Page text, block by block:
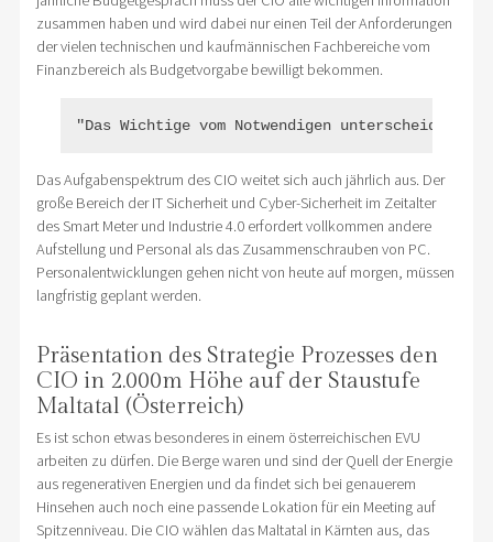
zusammen haben und wird dabei nur einen Teil der Anforderungen
der vielen technischen und kaufmännischen Fachbereiche vom
Finanzbereich als Budgetvorgabe bewilligt bekommen.
"Das Wichtige vom Notwendigen unterscheiden
Das Aufgabenspektrum des CIO weitet sich auch jährlich aus. Der
große Bereich der IT Sicherheit und Cyber-Sicherheit im Zeitalter
des Smart Meter und Industrie 4.0 erfordert vollkommen andere
Aufstellung und Personal als das Zusammenschrauben von PC.
Personalentwicklungen gehen nicht von heute auf morgen, müssen
langfristig geplant werden.
Präsentation des Strategie Prozesses den
CIO in 2.000m Höhe auf der Staustufe
Maltatal (Österreich)
Es ist schon etwas besonderes in einem österreichischen EVU
arbeiten zu dürfen. Die Berge waren und sind der Quell der Energie
aus regenerativen Energien und da findet sich bei genauerem
Hinsehen auch noch eine passende Lokation für ein Meeting auf
Spitzenniveau. Die CIO wählen das Maltatal in Kärnten aus, das